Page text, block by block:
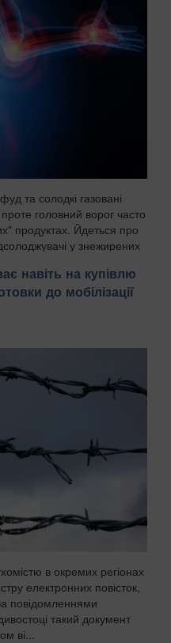
та солодкі газовані
головний ворог часто
продуктах. Йдеться про
у знежирених
навіть на купівлю
до мобілізації
в окремих регіонах
електронних повісток,
повідомленнями
такий документ
ві...